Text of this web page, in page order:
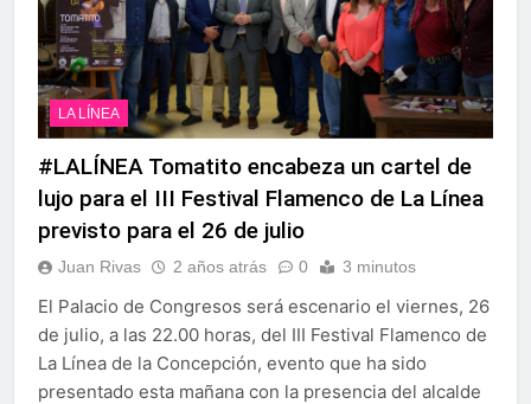
LA LÍNEA
#LALÍNEA Tomatito encabeza un cartel de
lujo para el III Festival Flamenco de La Línea
previsto para el 26 de julio
Juan Rivas 2 años atrás 0 3 minutos
El Palacio de Congresos será escenario el viernes, 26
de julio, a las 22.00 horas, del III Festival Flamenco de
La Línea de la Concepción, evento que ha sido
presentado esta mañana con la presencia del alcalde